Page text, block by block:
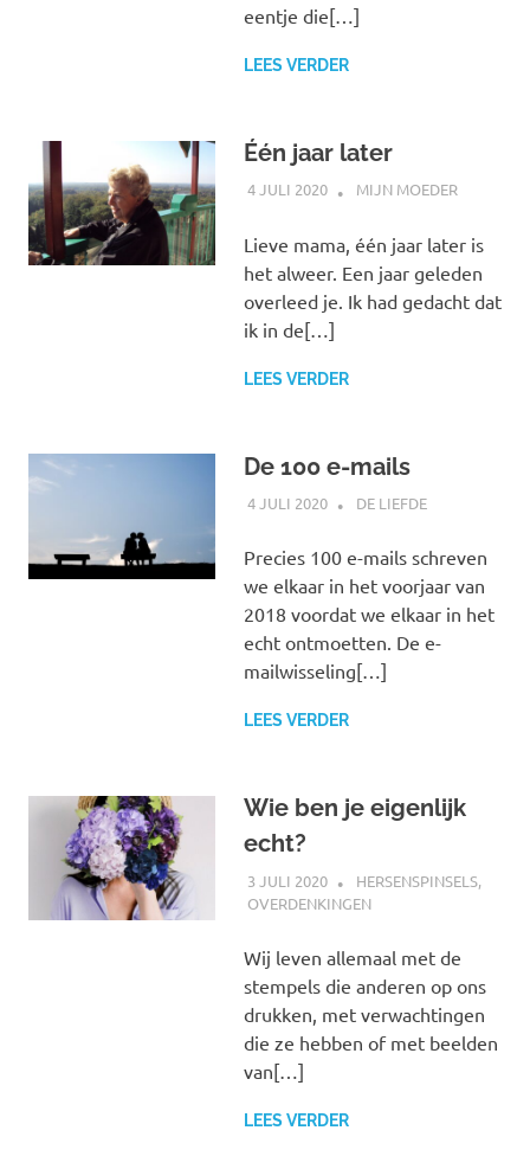
eentje die[…]
LEES VERDER
Één jaar later
4 JULI 2020 MARJOLEIN
MIJN MOEDER
Lieve mama, één jaar later is
het alweer. Een jaar geleden
overleed je. Ik had gedacht dat
ik in de[…]
LEES VERDER
De 100 e-mails
4 JULI 2020 MARJOLEIN
DE LIEFDE
Precies 100 e-mails schreven
we elkaar in het voorjaar van
2018 voordat we elkaar in het
echt ontmoetten. De e-
mailwisseling[…]
LEES VERDER
Wie ben je eigenlijk
echt?
3 JULI 2020 MARJOLEIN
HERSENSPINSELS,
OVERDENKINGEN
Wij leven allemaal met de
stempels die anderen op ons
drukken, met verwachtingen
die ze hebben of met beelden
van[…]
LEES VERDER